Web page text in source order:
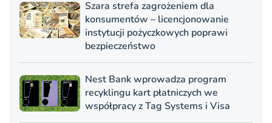
Szara strefa zagrożeniem dla
konsumentów – licencjonowanie
instytucji pożyczkowych poprawi
bezpieczeństwo
Nest Bank wprowadza program
recyklingu kart płatniczych we
współpracy z Tag Systems i Visa